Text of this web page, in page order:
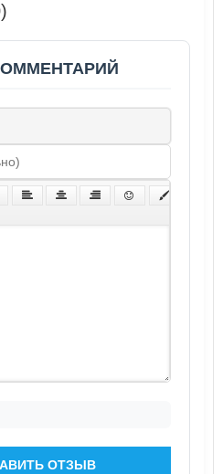
ОТЗЫВ